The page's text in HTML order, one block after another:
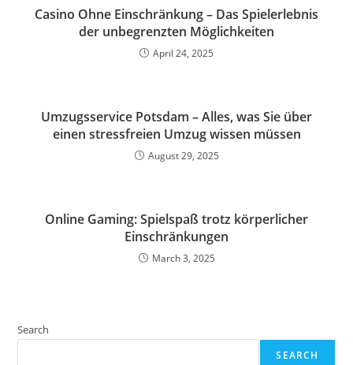
Casino Ohne Einschränkung – Das Spielerlebnis
der unbegrenzten Möglichkeiten
April 24, 2025
Umzugsservice Potsdam – Alles, was Sie über
einen stressfreien Umzug wissen müssen
August 29, 2025
Online Gaming: Spielspaß trotz körperlicher
Einschränkungen
March 3, 2025
Search
SEARCH